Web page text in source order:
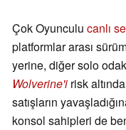
Çok Oyunculu canlı
platformlar arası
yerine, diğer solo
Wolverine'i risk
satışların
konsol sahipleri de